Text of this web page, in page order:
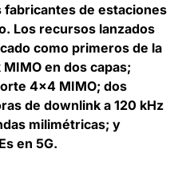
fabricantes de estaciones
Los recursos lanzados
como primeros de la
en dos capas;
4×4 MIMO; dos
de downlink a 120 kHz
milimétricas; y
en 5G.